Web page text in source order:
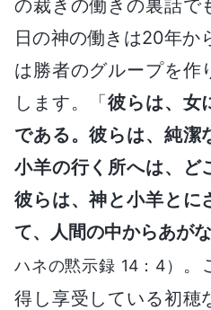
の裁きの働きの裏話で
日の神の働きは20年か
は勝者のグループを作
します。「彼らは、女
である。彼らは、純潔
小羊の行く所へは、ど
彼らは、神と小羊とに
て、人間の中からあが
ハネの黙示録 14：4） 。
得し享受している初穂